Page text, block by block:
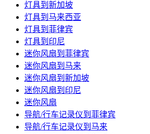
灯具到新加坡
灯具到马来西亚
灯具到菲律宾
灯具到印尼
迷你风扇到菲律宾
迷你风扇到马来
迷你风扇到新加坡
迷你风扇到印尼
迷你风扇
导航/行车记录仪到菲律宾
导航/行车记录仪到马来